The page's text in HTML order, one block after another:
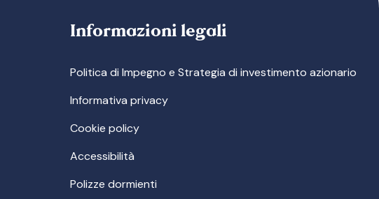
Informazioni legali
Politica di Impegno e Strategia di investimento azionario
Informativa privacy
Cookie policy
Accessibilità
Polizze dormienti